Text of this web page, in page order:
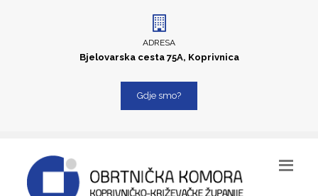
ADRESA
Bjelovarska cesta 75A, Koprivnica
Gdje smo?